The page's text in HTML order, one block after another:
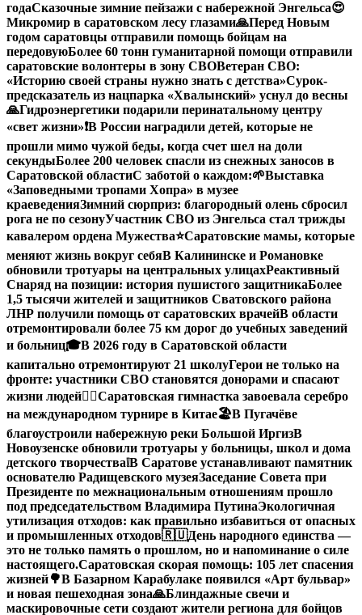
годаСказочные зимние пейзажи с набережной Энгельса😍
Микромир в саратовском лесу глазами🙏Перед Новым
годом саратовцы отправили помощь бойцам на
передовуюБолее 60 тонн гуманитарной помощи отправили
саратовские волонтеры в зону СВОВетеран СВО:
«Историю своей страны нужно знать с детства»Сурок-
предсказатель из нацпарка «Хвалынский» уснул до весны
🙏Гидроэнергетики подарили перинатальному центру
«свет жизни»❗️В России наградили детей, которые не
прошли мимо чужой беды, когда счет шел на доли
секундыБолее 200 человек спасли из снежных заносов в
Саратовской областиС заботой о каждом:🌱Выставка
«Заповедными тропами Хопра» в музее
краеведенияЗимний сюрприз: благородный олень сбросил
рога не по сезонуУчастник СВО из Энгельса стал трижды
кавалером ордена Мужества⭐️Саратовские мамы, которые
меняют жизнь вокруг себяВ Калининске и Романовке
обновили тротуары на центральных улицахРеактивный
Снаряд на позиции: история пушистого защитникаБолее
1,5 тысячи жителей и защитников Сватовского района
ЛНР получили помощь от саратовских врачейВ области
отремонтировали более 75 км дорог до учебных заведений
и больниц🎓В 2026 году в Саратовской области
капитально отремонтируют 21 школуГерои не только на
фронте: участники СВО становятся донорами и спасают
жизни людей🤸‍♀️Саратовская гимнастка завоевала серебро
на международном турнире в Китае🏖В Пугачёве
благоустроили набережную реки Большой ИргизВ
Новоузенске обновили тротуары у больницы, школ и дома
детского творчества❕В Саратове устанавливают памятник
основателю Радищевского музеяЗаседание Совета при
Президенте по межнациональным отношениям прошло
под председательством Владимира ПутинаЭкологичная
утилизация отходов: как правильно избавиться от опасных
и промышленных отходов🇷🇺День народного единства —
это не только память о прошлом, но и напоминание о силе
настоящего.Саратовская скорая помощь: 105 лет спасения
жизней🌳В Базарном Карабулаке появился «Арт бульвар»
и новая пешеходная зона🙏Блиндажные свечи и
маскировочные сети создают жители региона для бойцов